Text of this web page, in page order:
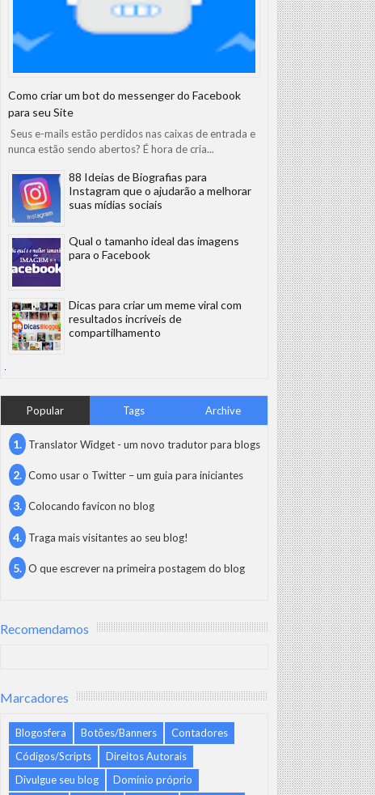
Como criar um bot do messenger do Facebook
para seu Site
Seus e-mails estão perdidos nas caixas de entrada e
nunca estão sendo abertos? É hora de cria...
88 Ideias de Biografias para
Instagram que o ajudarão a melhorar
suas mídias sociais
Qual o tamanho ideal das imagens
para o Facebook
Dicas para criar um meme viral com
resultados incríveis de
compartilhamento
Popular Tags Archive
Translator Widget - um novo tradutor para blogs
Como usar o Twitter – um guia para iniciantes
Colocando favicon no blog
Traga mais visitantes ao seu blog!
O que escrever na primeira postagem do blog
Recomendamos
Marcadores
Blogosfera Botões/Banners
Contadores
Códigos/Scripts
Direitos Autorais
Divulgue seu blog
Domínio próprio